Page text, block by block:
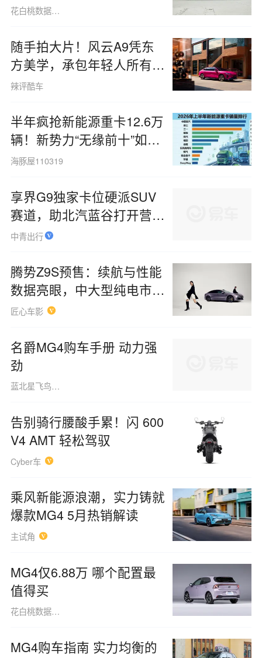
花白桃数据091013
随手拍大片！风云A9凭东
方美学，承包年轻人所有打
卡场景
辣评酷车
半年疯抢新能源重卡12.6万
辆！新势力“无缘前十”如何
破局？
海豚屋110319
享界G9独家卡位硬派SUV
赛道，助北汽蓝谷打开营收
新空间
中青出行
腾势Z9S预售：续航与性能
数据亮眼，中大型纯电市场
添变数
匠心车影
名爵MG4购车手册 动力强
劲
蓝北星飞鸟160508
告别骑行腰酸手累！闪 600
V4 AMT 轻松驾驭
Cyber车
乘风新能源浪潮，实力铸就
爆款MG4 5月热销解读
主试角
MG4仅6.88万 哪个配置最
值得买
花白桃数据091013
MG4购车指南 实力均衡的